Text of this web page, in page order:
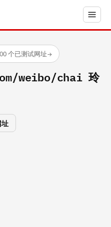
个已测试网址→
weibo/chai 玲